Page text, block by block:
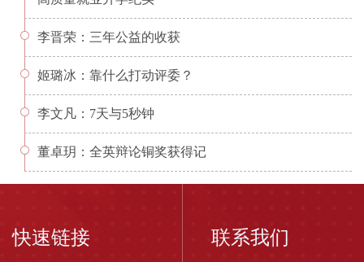
李晋荣：三年公益的收获
姬璐冰：靠什么打动评委？
李文凡：7天与5秒钟
董卓玥：全英辩论铜奖获得记
快速链接 联系我们